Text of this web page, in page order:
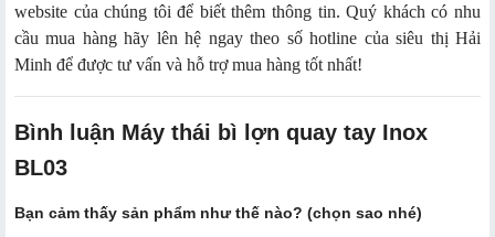
website của chúng tôi để biết thêm thông tin. Quý khách có nhu
cầu mua hàng hãy lên hệ ngay theo số hotline của siêu thị Hải
Minh để được tư vấn và hỗ trợ mua hàng tốt nhất!
Bình luận Máy thái bì lợn quay tay Inox
BL03
Bạn cảm thấy sản phẩm như thế nào? (chọn sao nhé)